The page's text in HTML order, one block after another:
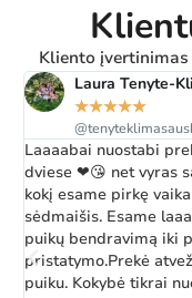
Kliento įvertinimas
Laura Tenyte-
★★★★★
Laaaabai nuostabi
dviese ❤😘 net vyras
kokį esame pirkę
sėdmaišis. Esame
puikų bendravimą iki
pristatymo.Prekė
puiku. Kokybė tikrai